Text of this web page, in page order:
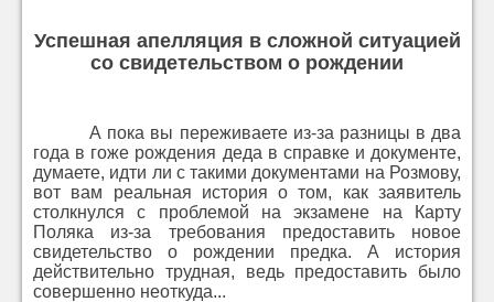
Успешная апелляция в сложной ситуацией
со свидетельством о рождении
А пока вы переживаете из-за разницы в два
года в гоже рождения деда в справке и документе,
думаете, идти ли с такими документами на Розмову,
вот вам реальная история о том, как заявитель
столкнулся с проблемой на экзамене на Карту
Поляка из-за требования предоставить новое
свидетельство о рождении предка. А история
действительно трудная, ведь предоставить было
совершенно неоткуда...